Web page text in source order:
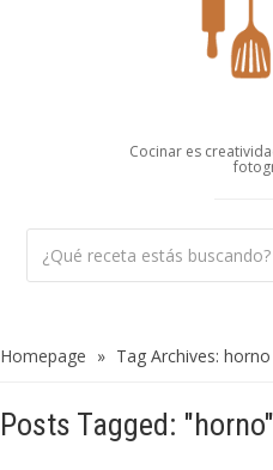
Cocinar es
Homepage » Tag Archives: horno
Posts Tagged: "horno"